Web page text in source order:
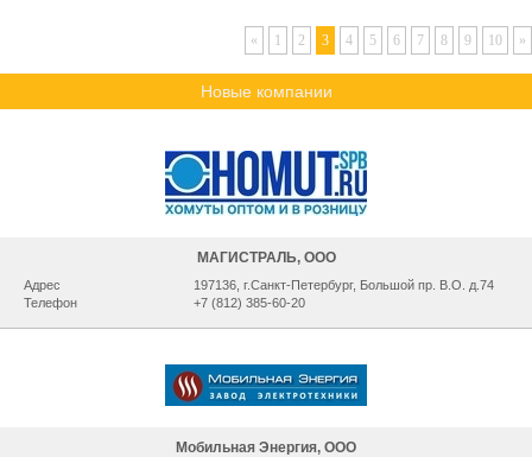
« 1 2 3 4 5 6 7 8 9 10 »
Новые компании
МАГИСТРАЛЬ, ООО
Адрес
197136, г.Санкт-Петербург, Большой пр. В.О. д.74
Телефон
+7 (812) 385-60-20
Мобильная Энергия, ООО